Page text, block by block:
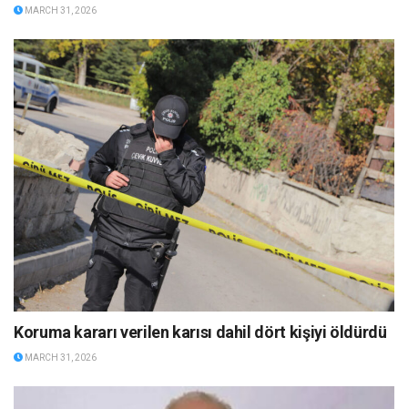
MARCH 31, 2026
Koruma kararı verilen karısı dahil dört kişiyi öldürdü
MARCH 31, 2026